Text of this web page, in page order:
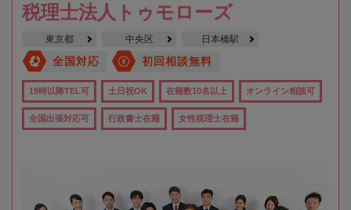
税理士法人トゥモローズ
東京都 中央区 日本橋駅
全国対応 初回相談無料
19時以降TEL可 土日祝OK 在籍数10名以上 オンライン相談可
全国出張対応可 行政書士在籍 女性税理士在籍